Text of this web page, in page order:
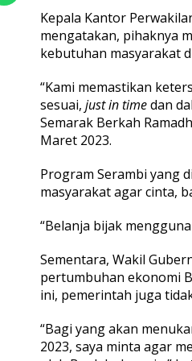
M
i
a
r
Kepala Kantor
mengatakan, pihaknya
kebutuhan masyarakat
“Kami memastikan
sesuai, just in timedan
Semarak Berkah
Maret 2023.
Program Serambi yang
masyarakat agar cinta,
“Belanja bijak
Sementara, Wakil
pertumbuhan ekonomi
ini, pemerintah juga
“Bagi yang akan
2023, saya minta agar